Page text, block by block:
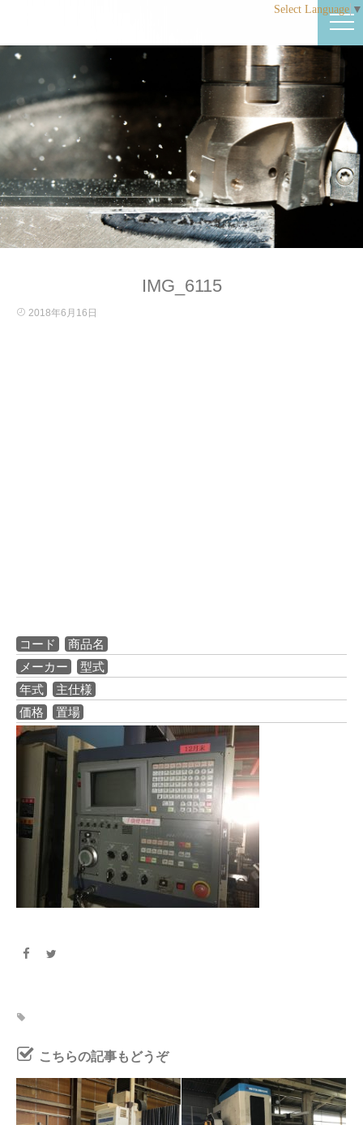
Select Language ▼
IMG_6115
2018年6月16日
コード
商品名
メーカー
型式
年式
主仕様
価格
置場
こちらの記事もどうぞ